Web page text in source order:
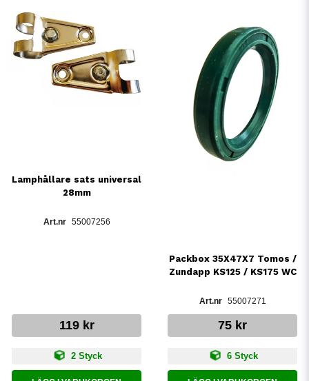
Lamphållare sats universal
28mm
55007256
119 kr
2 Styck
Packbox 35X47X7 Tomos /
Zundapp KS125 / KS175 WC
55007271
75 kr
6 Styck